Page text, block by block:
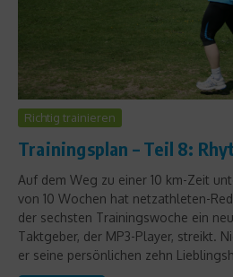
Richtig trainieren
Trainingsplan – Teil 8:
Auf dem Weg zu einer 10 km-Zeit
von 10 Wochen hat netzathleten-
der sechsten Trainingswoche ein
Taktgeber, der MP3-Player, streikt.
er seine persönlichen zehn